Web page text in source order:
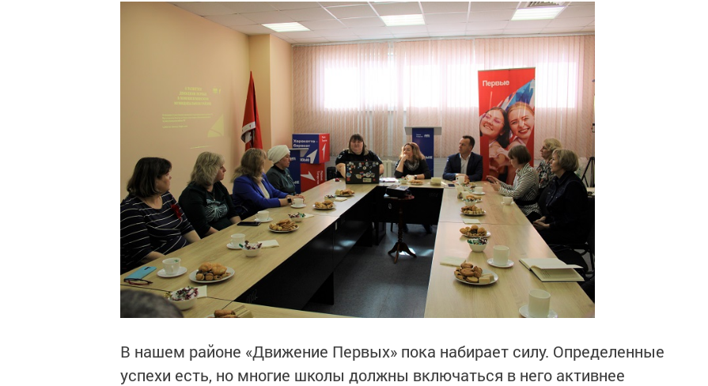
В нашем районе «Движение Первых» пока набирает силу. Определенные
успехи есть, но многие школы должны включаться в него активнее